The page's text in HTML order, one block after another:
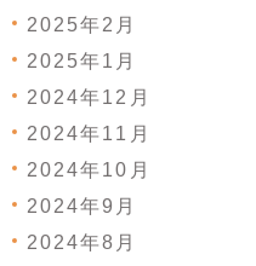
2025年2月
2025年1月
2024年12月
2024年11月
2024年10月
2024年9月
2024年8月